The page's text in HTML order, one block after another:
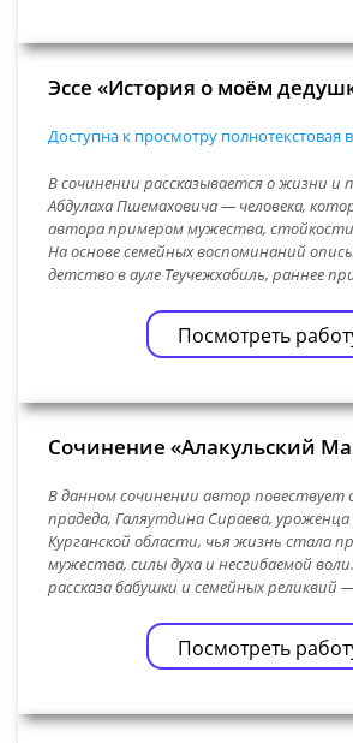
Эссе «История о моём
Доступна к просмотру полнотекстовая
В сочинении рассказывается о жизни и
Абдулаха Пшемаховича — человека,
автора примером мужества, стойкости
На основе семейных воспоминаний
детство в ауле Теучежхабиль, раннее
Посмотреть
Сочинение «Алакульский
В данном сочинении автор повествует о
прадеда, Галяутдина Сираева, уроженца
Курганской области, чья жизнь стала
мужества, силы духа и несгибаемой
рассказа бабушки и семейных
Посмотреть